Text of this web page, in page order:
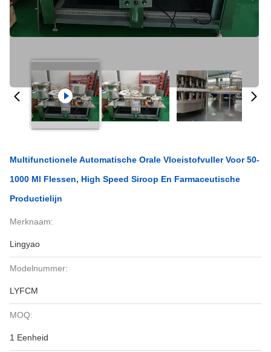
Multifunctionele Automatische Orale Vloeistofvuller Voor 50-
1000 Ml Flessen, High Speed Siroop En Farmaceutische
Productielijn
Merknaam:
Lingyao
Modelnummer:
LYFCM
MOQ:
1 Eenheid